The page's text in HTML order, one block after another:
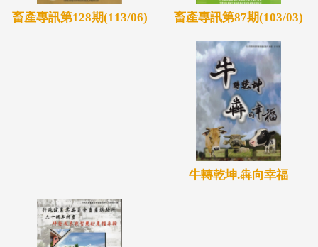
畜產專訊第128期(113/06) 畜產專訊第87期(103/03)
牛轉乾坤.犇向幸福